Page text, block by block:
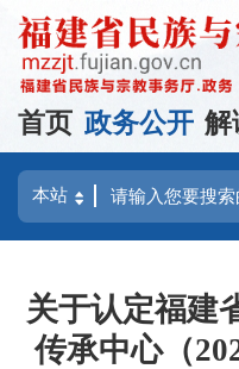
首页 政务公开 解
关于认定福建
传承中心（